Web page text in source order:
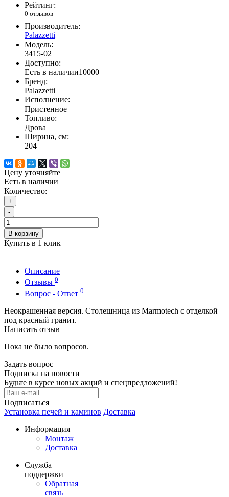
Рейтинг:
0 отзывов
Производитель:
Palazzetti
Модель:
3415-02
Доступно:
Есть в наличии10000
Бренд:
Palazzetti
Исполнение:
Пристенное
Топливо:
Дрова
Ширина, см:
204
Цену уточняйте
Есть в наличии
Количество:
+
-
В корзину
Купить в 1 клик
Описание
Отзывы 0
Вопрос - Ответ 0
Неокрашенная версия. Столешница из Marmotech с отделкой
под красный гранит.
Написать отзыв
Пока не было вопросов.
Задать вопрос
Подписка на новости
Будьте в курсе новых акций и спецпредложений!
Подписаться
Установка печей и каминов Доставка
Информация
Монтаж
Доставка
Служба
поддержки
Обратная
связь